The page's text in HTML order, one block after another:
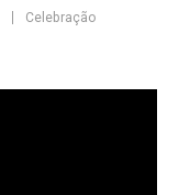
Celebração